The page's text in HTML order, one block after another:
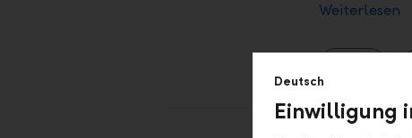
Weiterlesen
Deutsch
Einwilligung